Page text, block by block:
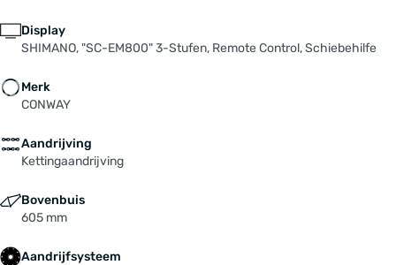
Zadelpen: LIMOTEC "A1L", 31,6 mm, 150 mm, 445
mm
Display
SHIMANO, "SC-EM800" 3-Stufen, Remote Control, Schiebehilfe
Merk
CONWAY
Aandrijving
Kettingaandrijving
Bovenbuis
605 mm
Aandrijfsysteem